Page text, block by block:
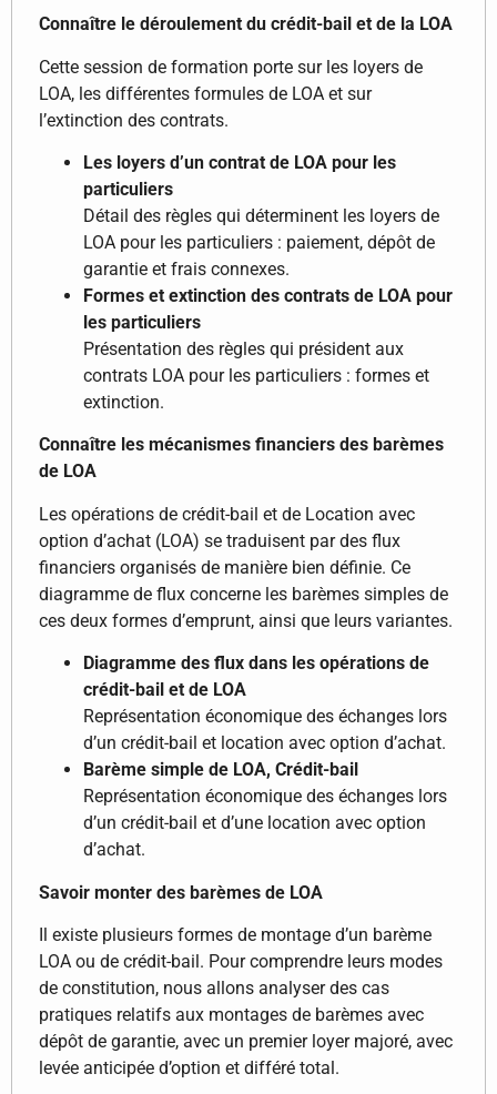
Connaître le déroulement du crédit-bail et de la LOA
Cette session de formation porte sur les loyers de
LOA, les différentes formules de LOA et sur
l’extinction des contrats.
Les loyers d’un contrat de LOA pour les
particuliers
Détail des règles qui déterminent les loyers de
LOA pour les particuliers : paiement, dépôt de
garantie et frais connexes.
Formes et extinction des contrats de LOA pour
les particuliers
Présentation des règles qui président aux
contrats LOA pour les particuliers : formes et
extinction.
Connaître les mécanismes financiers des barèmes
de LOA
Les opérations de crédit-bail et de Location avec
option d’achat (LOA) se traduisent par des flux
financiers organisés de manière bien définie. Ce
diagramme de flux concerne les barèmes simples de
ces deux formes d’emprunt, ainsi que leurs variantes.
Diagramme des flux dans les opérations de
crédit-bail et de LOA
Représentation économique des échanges lors
d’un crédit-bail et location avec option d’achat.
Barème simple de LOA, Crédit-bail
Représentation économique des échanges lors
d’un crédit-bail et d’une location avec option
d’achat.
Savoir monter des barèmes de LOA
Il existe plusieurs formes de montage d’un barème
LOA ou de crédit-bail. Pour comprendre leurs modes
de constitution, nous allons analyser des cas
pratiques relatifs aux montages de barèmes avec
dépôt de garantie, avec un premier loyer majoré, avec
levée anticipée d’option et différé total.